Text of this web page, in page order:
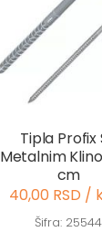
Tipla Profix
Metalnim
cm
40,00 RSD /
Šifra: 25544